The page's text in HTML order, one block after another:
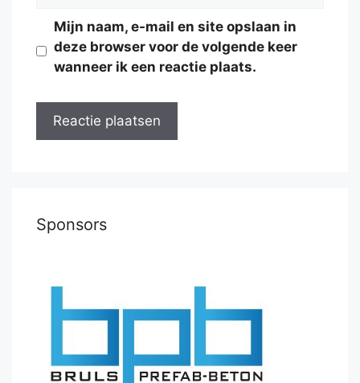
Mijn naam, e-mail en site opslaan in
deze browser voor de volgende keer
wanneer ik een reactie plaats.
Sponsors